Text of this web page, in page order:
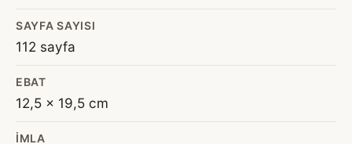
SAYFA SAYISI
112 sayfa
EBAT
12,5 x 19,5 cm
İMLA